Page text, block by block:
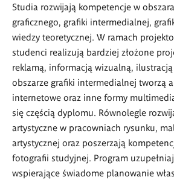
Studia rozwijają kompetencje w
graficznego, grafiki intermedialnej,
wiedzy teoretycznej. W ramach
studenci realizują bardziej złożone
reklamą, informacją wizualną,
obszarze grafiki intermedialnej tworzą
internetowe oraz inne formy
się częścią dyplomu. Równolegle
artystyczne w pracowniach rysunku,
artystycznej oraz poszerzają
fotografii studyjnej. Program
wspierające świadome planowanie